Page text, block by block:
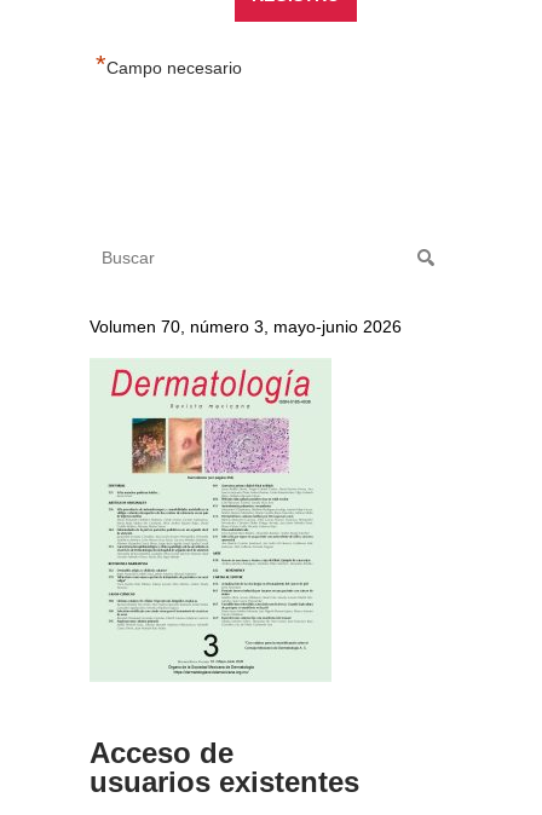
*Campo necesario
Volumen 70, número 3, mayo-junio 2026
Acceso de
usuarios existentes